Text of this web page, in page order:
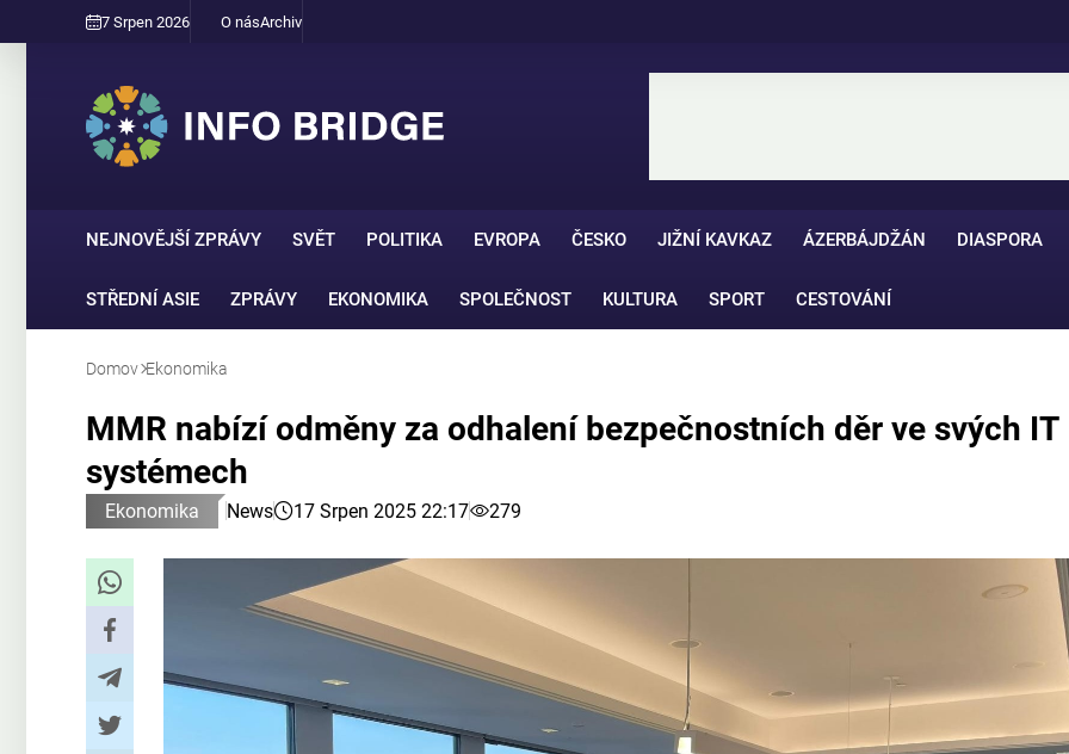
7 Srpen 2026 O násArchiv
NEJNOVĚJŠÍ ZPRÁVY SVĚT POLITIKA EVROPA ČESKO JIŽNÍ KAVKAZ ÁZERBÁJDŽÁN DIASPORA
STŘEDNÍ ASIE ZPRÁVY EKONOMIKA SPOLEČNOST KULTURA SPORT CESTOVÁNÍ
Domov Ekonomika
MMR nabízí odměny za odhalení bezpečnostních děr ve svých IT
systémech
Ekonomika News 17 Srpen 2025 22:17 279